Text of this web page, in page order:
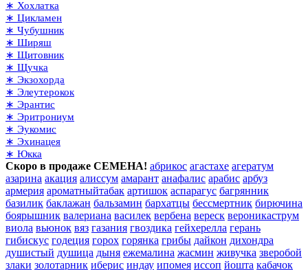
∗ Хохлатка
∗ Цикламен
∗ Чубушник
∗ Ширяш
∗ Щитовник
∗ Щучка
∗ Экзохорда
∗ Элеутерокок
∗ Эрантис
∗ Эритрониум
∗ Эукомис
∗ Эхинацея
∗ Юкка
Скоро в продаже СЕМЕНА! абрикос агастахе агератум
азарина акация алиссум амарант анафалис арабис арбуз
армерия ароматныйтабак артишок аспарагус багрянник
базилик баклажан бальзамин бархатцы бессмертник бирючина
боярышник валериана василек вербена вереск вероникаструм
виола вьюнок вяз газания гвоздика гейхерелла герань
гибискус годеция горох горянка грибы дайкон дихондра
душистый душица дыня ежемалина жасмин живучка зверобой
злаки золотарник иберис индау ипомея иссоп йошта кабачок